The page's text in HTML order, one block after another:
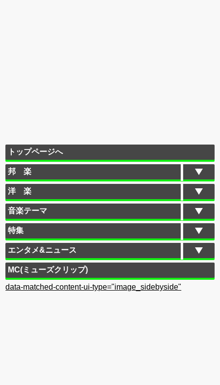
トップページへ
邦 楽
洋 楽
音楽テーマ
特集
エンタメ&ニュース
MC(ミューズクリップ)
data-matched-content-ui-type="image_sidebyside"